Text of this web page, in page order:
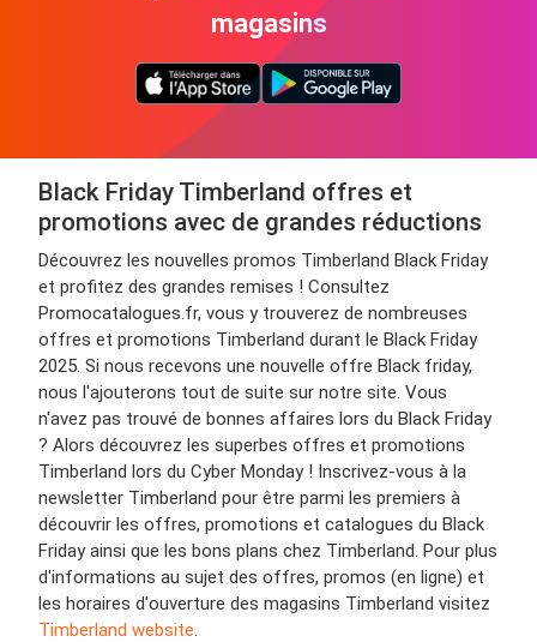
magasins
Black Friday Timberland offres et
promotions avec de grandes réductions
Découvrez les nouvelles promos Timberland Black Friday
et profitez des grandes remises ! Consultez
Promocatalogues.fr, vous y trouverez de nombreuses
offres et promotions Timberland durant le Black Friday
2025. Si nous recevons une nouvelle offre Black friday,
nous l'ajouterons tout de suite sur notre site. Vous
n'avez pas trouvé de bonnes affaires lors du Black Friday
? Alors découvrez les superbes offres et promotions
Timberland lors du Cyber Monday ! Inscrivez-vous à la
newsletter Timberland pour être parmi les premiers à
découvrir les offres, promotions et catalogues du Black
Friday ainsi que les bons plans chez Timberland. Pour plus
d'informations au sujet des offres, promos (en ligne) et
les horaires d'ouverture des magasins Timberland visitez
Timberland website.